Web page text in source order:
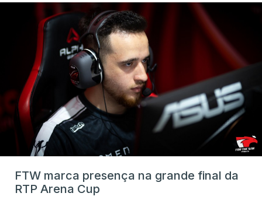
FTW marca presença na grande final da
RTP Arena Cup